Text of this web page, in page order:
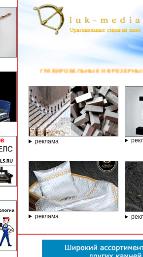
И ФРЕЗЕРНЫЕ СТАНКИ ПО КАМНЮ ОТ
реклама
реклама